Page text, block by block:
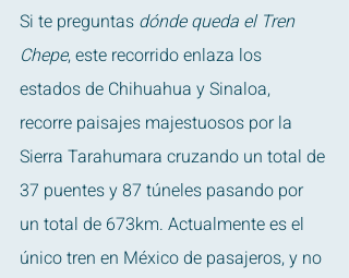
Si te preguntas dónde queda el Tren
Chepe, este recorrido enlaza los
estados de Chihuahua y Sinaloa,
recorre paisajes majestuosos por la
Sierra Tarahumara cruzando un total de
37 puentes y 87 túneles pasando por
un total de 673km. Actualmente es el
único tren en México de pasajeros, y no